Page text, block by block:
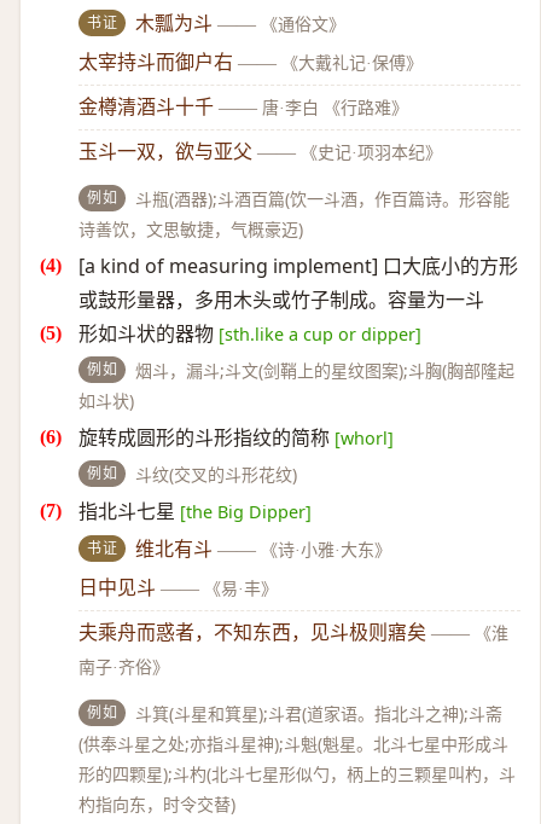
书证 木瓢为斗 —— 《通俗文》
太宰持斗而御户右 —— 《大戴礼记·保傅》
金樽清酒斗十千 —— 唐·李白 《行路难》
玉斗一双，欲与亚父 —— 《史记·项羽本纪》
例如
斗瓶(酒器);斗酒百篇(饮一斗酒，作百篇诗。形容能
诗善饮，文思敏捷，气概豪迈)
[a kind of measuring implement] 口大底小的方形
或鼓形量器，多用木头或竹子制成。容量为一斗
形如斗状的器物 [sth.like a cup or dipper]
例如
烟斗，漏斗;斗文(剑鞘上的星纹图案);斗胸(胸部隆起
如斗状)
旋转成圆形的斗形指纹的简称 [whorl]
例如 斗纹(交叉的斗形花纹)
指北斗七星 [the Big Dipper]
书证 维北有斗 —— 《诗·小雅·大东》
日中见斗 —— 《易·丰》
夫乘舟而惑者，不知东西，见斗极则寤矣 ——
《淮
南子·齐俗》
例如
斗箕(斗星和箕星);斗君(道家语。指北斗之神);斗斋
(供奉斗星之处;亦指斗星神);斗魁(魁星。北斗七星中形成斗
形的四颗星);斗杓(北斗七星形似勺，柄上的三颗星叫杓，斗
杓指向东，时令交替)